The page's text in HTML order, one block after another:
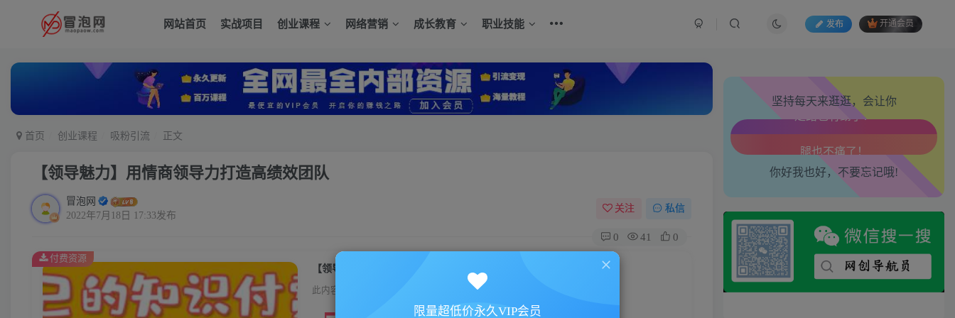
网站首页 实战项目 创业课程 网络营销 成长教育 职业技能 发布 开通会员
首页 创业课程 吸粉引流 正文
【领导魅力】用情商领导力打造高绩效团队
冒泡网
2022年7月18日 17:33发布
关注 私信
0 41 0
【领导魅力】用情商领导力打造高绩效团队
此内容为付费资源，请付费后查看
付费资源
坚持每天来逛逛，会让你
心情也舒畅了！
走路也有劲了！
腿也不痛了！
工作也轻松了！
你好我也好，不要忘记哦!
限量超低价永久VIP会员